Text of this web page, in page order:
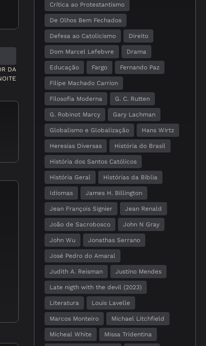
DA
Crítica ao Protestantismo
De Olhos Bem Fechados
Defesa ao Catolicismo Direito
Dom Marcel Lefebvre Drama
Educação Fargo Fernando Paz
Filipe Machado Carrion
Filosofia Moderna G. C. Rutten
G. Robinot Marcy Gary Lachman
Globalismo e Globalização Hans Wirtz
Heresias Diversas História do Brasil
História dos Santos Católicos
História Geral Histórias da Bíblia
Idiomas James H. Billington
Jean François Signier Jean Renald
João de Sacrobosco John N Gray
John Wu Jonathas Serrano
José Pedro do Amaral
Judith A. Reisman Justino Mendes
Late nigth with the devil (2023)
Literatura Louis Lavelle
Marcos Monteiro Michael Litchfield
Micheal White Missa Tridentina